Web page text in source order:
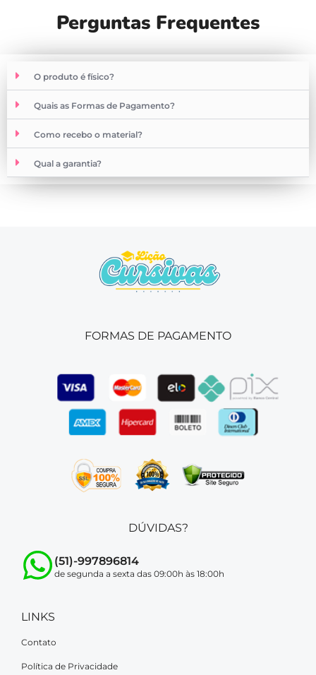
Perguntas Frequentes
O produto é físico?
Quais as Formas de Pagamento?
Como recebo o material?
Qual a garantia?
FORMAS DE PAGAMENTO
DÚVIDAS?
(51)-997896814
de segunda a sexta das 09:00h às 18:00h
LINKS
Contato
Política de Privacidade